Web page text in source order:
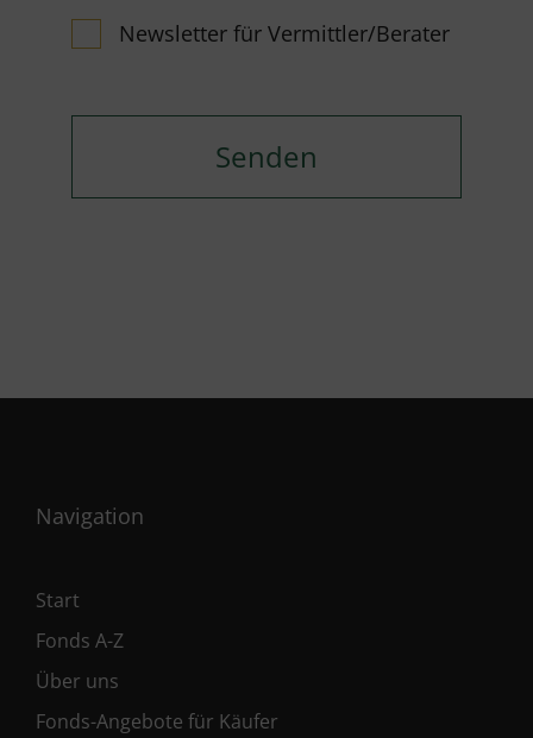
Newsletter für Vermittler/Berater
Navigation
Start
Fonds A-Z
Über uns
Fonds-Angebote für Käufer